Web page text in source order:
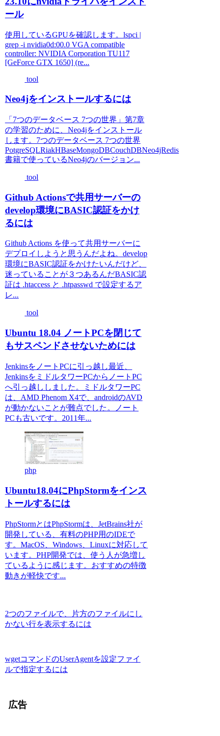
ール
使用しているGPUを確認します。lspci |
grep -i nvidia0d:00.0 VGA compatible
controller: NVIDIA Corporation TU117
[GeForce GTX 1650] (re...
tool
Neo4jをインストールするには
「7つのデータベース 7つの世界」第7章
の学習のために、Neo4jをインストール
します。7つのデータベース 7つの世界
PotgreSQLRiakHBaseMongoDBCouchDBNeo4jRedis
書籍で使っているNeo4jのバージョン...
tool
Github Actionsで共用サーバーの
develop環境にBASIC認証をかけ
るには
Github Actions を使って共用サーバーに
デプロイしようと思うんだよね。develop
環境にBASIC認証をかけたいんだけど、
迷っていることが３つあるんだBASIC認
証は .htaccess と .htpasswd で設定するア
レ...
tool
Ubuntu 18.04 ノートPCを閉じて
もサスペンドさせないためには
JenkinsをノートPCに引っ越し最近、
JenkinsをミドルタワーPCからノートPC
へ引っ越ししました。ミドルタワーPC
は、AMD Phenom X4で、androidのAVD
が動かないことが難点でした。ノート
PCも古いです。2011年...
php
Ubuntu18.04にPhpStormをインス
トールするには
PhpStormとはPhpStormは、JetBrains社が
開発している、有料のPHP用のIDEで
す。MacOS、Windows、Linuxに対応して
います。PHP開発では、使う人が急増し
ているように感じます。おすすめの特徴
動きが軽快です...
2つのファイルで、片方のファイルにし
かない行を表示するには
wgetコマンドのUserAgentを設定ファイ
ルで指定するには
広告